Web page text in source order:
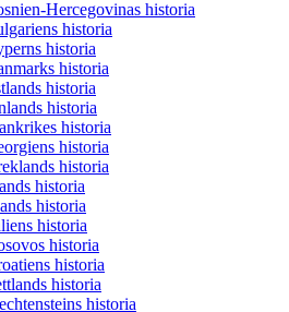
Hercegovinas historia
historia
historia
historia
historia
historia
historia
historia
historia
historia
historia
historia
historia
historia
historia
historia